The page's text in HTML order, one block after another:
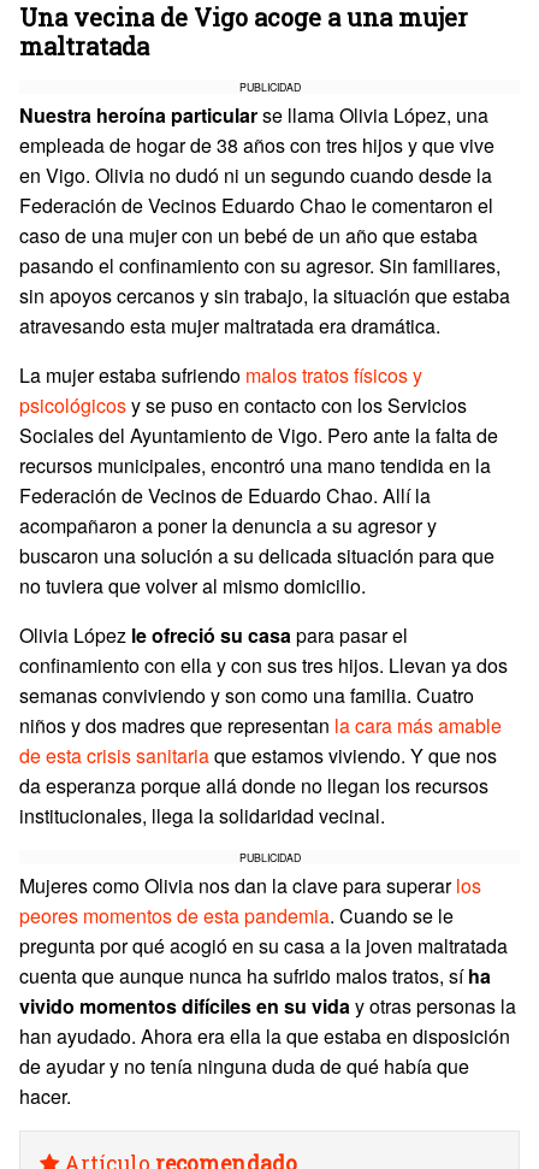
Una vecina de Vigo acoge a una mujer
maltratada
PUBLICIDAD
Nuestra heroína particularse llama Olivia López, una
empleada de hogar de 38 años con tres hijos y que vive
en Vigo. Olivia no dudó ni un segundo cuando desde la
Federación de Vecinos Eduardo Chao le comentaron el
caso de una mujer con un bebé de un año que estaba
pasando el confinamiento con su agresor. Sin familiares,
sin apoyos cercanos y sin trabajo, la situación que estaba
atravesando esta mujer maltratada era dramática.
La mujer estaba sufriendo malos tratos físicos y
psicológicosy se puso en contacto con los Servicios
Sociales del Ayuntamiento de Vigo. Pero ante la falta de
recursos municipales, encontró una mano tendida en la
Federación de Vecinos de Eduardo Chao. Allí la
acompañaron a poner la denuncia a su agresor y
buscaron una solución a su delicada situación para que
no tuviera que volver al mismo domicilio.
Olivia López le ofreció su casapara pasar el
confinamiento con ella y con sus tres hijos. Llevan ya dos
semanas conviviendo y son como una familia. Cuatro
niños y dos madres que representan la cara más amable
de esta crisis sanitariaque estamos viviendo. Y que nos
da esperanza porque allá donde no llegan los recursos
institucionales, llega la solidaridad vecinal.
PUBLICIDAD
Mujeres como Olivia nos dan la clave para superarlos
peores momentos de esta pandemia. Cuando se le
pregunta por qué acogió en su casa a la joven maltratada
cuenta que aunque nunca ha sufrido malos tratos, síha
vivido momentos difíciles en su viday otras personas la
han ayudado. Ahora era ella la que estaba en disposición
de ayudar y no tenía ninguna duda de qué había que
hacer.